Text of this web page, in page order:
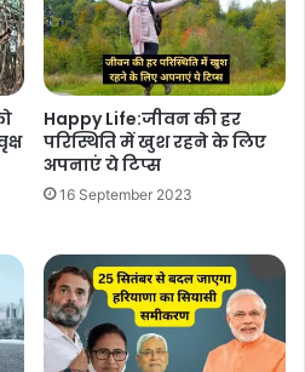
Happy Life:जीवन की हर
परिस्थिति में खुश रहने के लिए
अपनाएं ये टिप्स
16 September 2023